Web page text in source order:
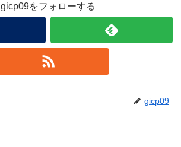
gicp09をフォローする
gicp09